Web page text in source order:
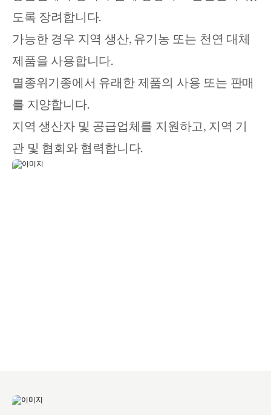
도록 장려합니다.
가능한 경우 지역 생산, 유기농 또는 천연 대체
제품을 사용합니다.
멸종위기종에서 유래한 제품의 사용 또는 판매
를 지양합니다.
지역 생산자 및 공급업체를 지원하고, 지역 기
관 및 협회와 협력합니다.